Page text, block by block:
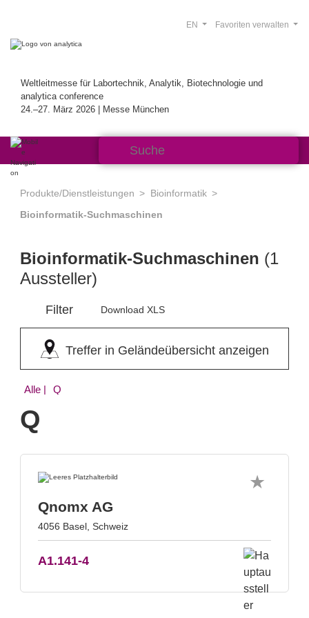
Weltleitmesse für Labortechnik, Analytik, Biotechnologie und
analytica conference
24.–27. März 2026 | Messe München
Favoriten verwalten
EN
Produkte/Dienstleistungen
Bioinformatik
Bioinformatik-Suchmaschinen
Bioinformatik-Suchmaschinen (1
Aussteller)
Filter Download XLS
Treffer in Geländeübersicht anzeigen
Alle | Q
Q
Qnomx AG
4056 Basel, Schweiz
A1.141-4